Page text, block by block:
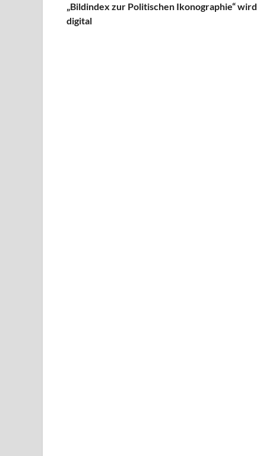
„Bildindex zur Politischen Ikonographie“ wird
digital